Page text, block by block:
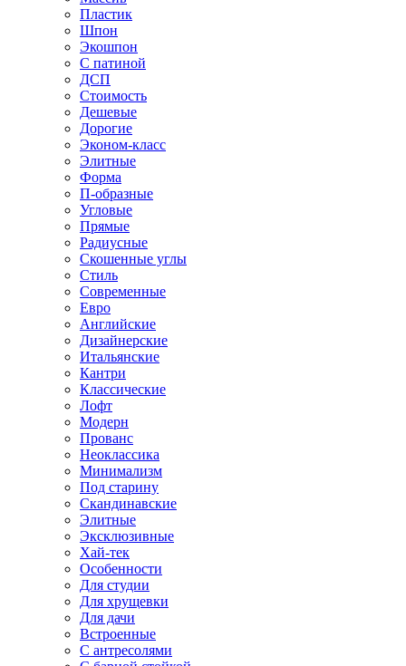
Пластик
Шпон
Экошпон
С патиной
ДСП
Стоимость
Дешевые
Дорогие
Эконом-класс
Элитные
Форма
П-образные
Угловые
Прямые
Радиусные
Скошенные углы
Стиль
Современные
Евро
Английские
Дизайнерские
Итальянские
Кантри
Классические
Лофт
Модерн
Прованс
Неоклассика
Минимализм
Под старину
Скандинавские
Элитные
Эксклюзивные
Хай-тек
Особенности
Для студии
Для хрущевки
Для дачи
Встроенные
С антресолями